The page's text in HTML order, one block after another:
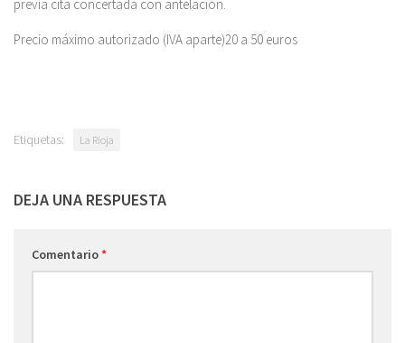
previa cita concertada con antelación.
Precio máximo autorizado (IVA aparte)20 a 50 euros
Etiquetas: La Rioja
DEJA UNA RESPUESTA
Comentario*